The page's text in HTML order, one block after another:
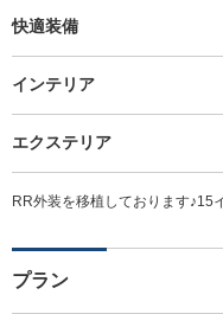
快適装備
インテリア
エクステリア
RR外装を移植しております♪15
プラン